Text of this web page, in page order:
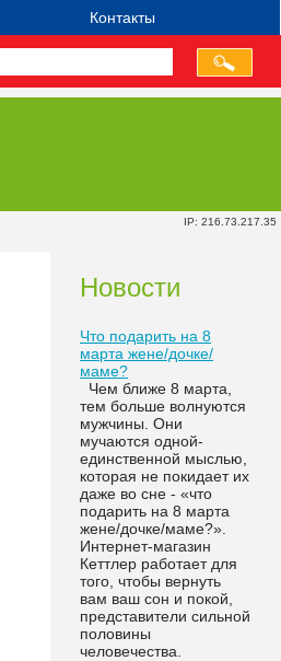
IP: 216.73.217.35
Контакты
Новости
Что подарить на 8
марта жене/дочке/
маме?
Чем ближе 8 марта,
тем больше волнуются
мужчины. Они
мучаются одной-
единственной мыслью,
которая не покидает их
даже во сне - «что
подарить на 8 марта
жене/дочке/маме?».
Интернет-магазин
Кеттлер работает для
того, чтобы вернуть
вам ваш сон и покой,
представители сильной
половины
человечества.